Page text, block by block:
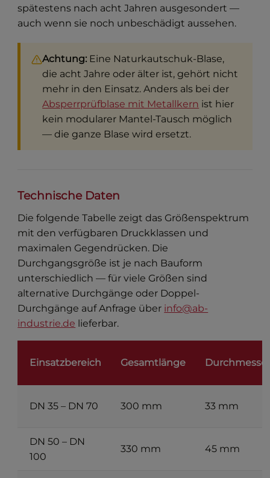
spätestens nach acht Jahren ausgesondert —
auch wenn sie noch unbeschädigt aussehen.
Achtung: Eine Naturkautschuk-Blase,
die acht Jahre oder älter ist, gehört nicht
mehr in den Einsatz. Anders als bei der
Absperrprüfblase mit Metallkern ist hier
kein modularer Mantel-Tausch möglich
— die ganze Blase wird ersetzt.
Technische Daten
Die folgende Tabelle zeigt das Größenspektrum
mit den verfügbaren Druckklassen und
maximalen Gegendrücken. Die
Durchgangsgröße ist je nach Bauform
unterschiedlich — für viele Größen sind
alternative Durchgänge oder Doppel-
Durchgänge auf Anfrage über info@ab-
industrie.de lieferbar.
Einsatzbereich Gesamtlänge
DN 35 – DN 70 300 mm 33 mm
DN 50 – DN
100
330 mm 45 mm